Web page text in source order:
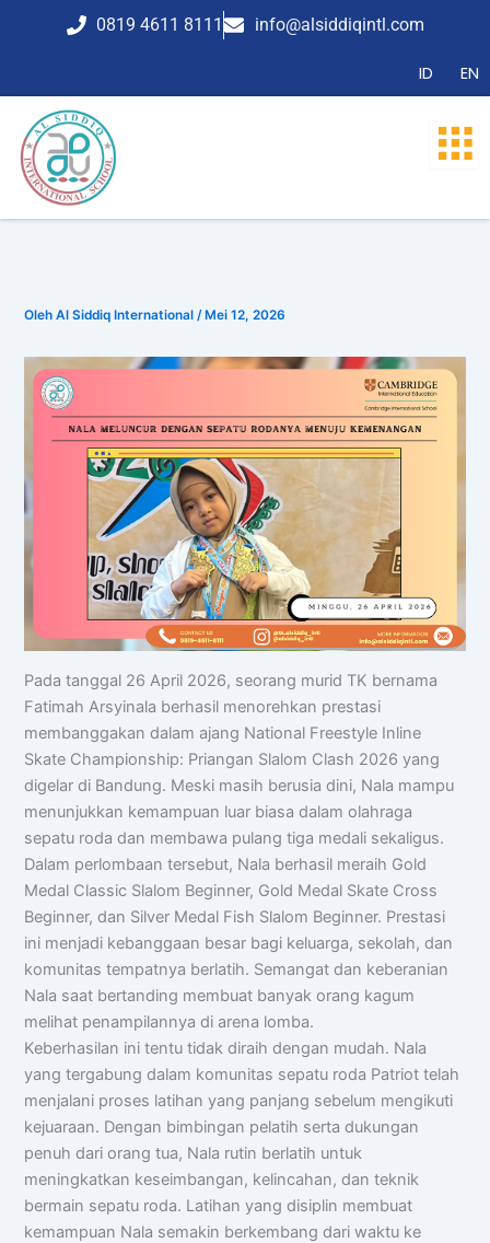
0819 4611 8111 info@alsiddiqintl.com
ID EN
OlehAl Siddiq International/Mei 12, 2026
Pada tanggal 26 April 2026, seorang murid TK bernama
Fatimah Arsyinala berhasil menorehkan prestasi
membanggakan dalam ajang National Freestyle Inline
Skate Championship: Priangan Slalom Clash 2026 yang
digelar di Bandung. Meski masih berusia dini, Nala mampu
menunjukkan kemampuan luar biasa dalam olahraga
sepatu roda dan membawa pulang tiga medali sekaligus.
Dalam perlombaan tersebut, Nala berhasil meraih Gold
Medal Classic Slalom Beginner, Gold Medal Skate Cross
Beginner, dan Silver Medal Fish Slalom Beginner. Prestasi
ini menjadi kebanggaan besar bagi keluarga, sekolah, dan
komunitas tempatnya berlatih. Semangat dan keberanian
Nala saat bertanding membuat banyak orang kagum
melihat penampilannya di arena lomba.
Keberhasilan ini tentu tidak diraih dengan mudah. Nala
yang tergabung dalam komunitas sepatu roda Patriot telah
menjalani proses latihan yang panjang sebelum mengikuti
kejuaraan. Dengan bimbingan pelatih serta dukungan
penuh dari orang tua, Nala rutin berlatih untuk
meningkatkan keseimbangan, kelincahan, dan teknik
bermain sepatu roda. Latihan yang disiplin membuat
kemampuan Nala semakin berkembang dari waktu ke